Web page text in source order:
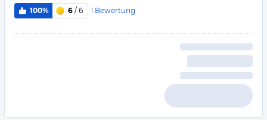
100% 6 / 6 1 Bewertung